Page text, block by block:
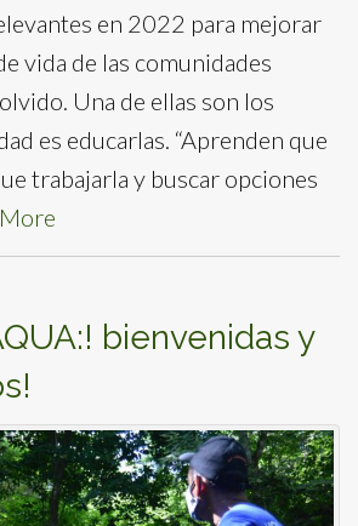
en 2022 para mejorar
vida de las comunidades
Una de ellas son los
es educarlas. “Aprenden que
trabajarla y buscar opciones
bienvenidas y